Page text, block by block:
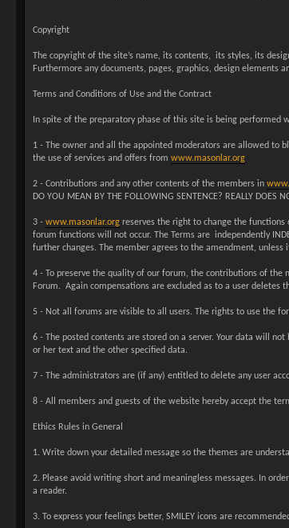
Copyright
The copyright of the site’s name, its contents, its styles, its
Furthermore any documents, pages, graphics, design
Terms and Conditions of Use and the Contract
In spite of the preparatory phase of this site is being
1 - The owner and all the appointed moderators are allowed to
the use of services and offers fromwww.masonlar.org
2 - Contributions and any other contents of the members in
DO YOU MEAN BY THE FOLLOWING SENTENCE? REALLY
3 -www.masonlar.org reserves the right to change the
forum functions will not occur. The Terms are independently
further changes. The member agrees to the amendment,
4 - To preserve the quality of our forum, the contributions of
Forum. Again compensations are excluded as to a user deletes
5 - Not all forums are visible to all users. The rights to use the
6 - The posted contents are stored on a server. Your data will
or her text and the other specified data.
7 - The administrators are (if any) entitled to delete any user
8 - All members and guests of the website hereby accept the
Ethics Rules in General
1. Write down your detailed message so the themes are
2. Please avoid writing short and meaningless messages. In
a reader.
3. To express your feelings better, SMILEY icons are